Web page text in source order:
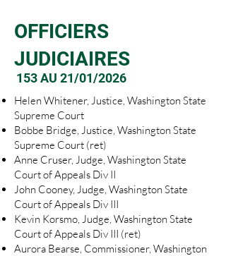
OFFICIERS
JUDICIAIRES
153 AU 21/01/2026
Helen Whitener, Justice, Washington State
Supreme Court
Bobbe Bridge, Justice, Washington State
Supreme Court (ret)
Anne Cruser, Judge, Washington State
Court of Appeals Div II
John Cooney, Judge, Washington State
Court of Appeals Div III
Kevin Korsmo, Judge, Washington State
Court of Appeals Div III (ret)
Aurora Bearse, Commissioner, Washington